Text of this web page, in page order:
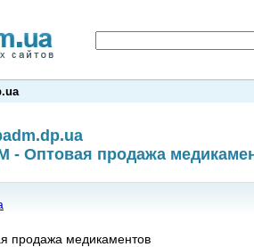
Оптовая продажа
медикаментов